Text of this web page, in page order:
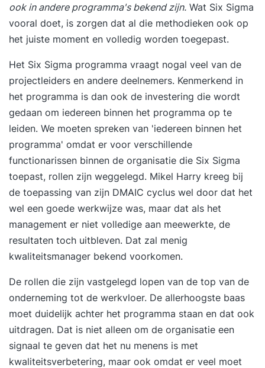
ook in andere programma's bekend zijn. Wat Six Sigma
vooral doet, is zorgen dat al die methodieken ook op
het juiste moment en volledig worden toegepast.
Het Six Sigma programma vraagt nogal veel van de
projectleiders en andere deelnemers. Kenmerkend in
het programma is dan ook de investering die wordt
gedaan om iedereen binnen het programma op te
leiden. We moeten spreken van 'iedereen binnen het
programma' omdat er voor verschillende
functionarissen binnen de organisatie die Six Sigma
toepast, rollen zijn weggelegd. Mikel Harry kreeg bij
de toepassing van zijn DMAIC cyclus wel door dat het
wel een goede werkwijze was, maar dat als het
management er niet volledige aan meewerkte, de
resultaten toch uitbleven. Dat zal menig
kwaliteitsmanager bekend voorkomen.
De rollen die zijn vastgelegd lopen van de top van de
onderneming tot de werkvloer. De allerhoogste baas
moet duidelijk achter het programma staan en dat ook
uitdragen. Dat is niet alleen om de organisatie een
signaal te geven dat het nu menens is met
kwaliteitsverbetering, maar ook omdat er veel moet